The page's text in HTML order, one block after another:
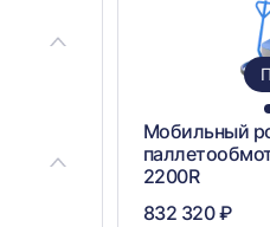
Мобильный
2200R
832 320 ₽